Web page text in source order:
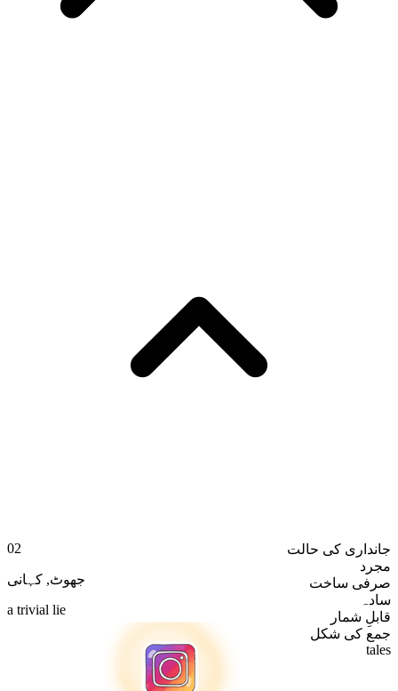
جانداری کی حالت
مجرد
صرفی ساخت
سادہ
قابلِ شمار
جمع کی شکل
tales
02
جھوٹ, کہانی
a trivial lie